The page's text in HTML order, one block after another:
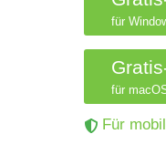
für
für
Für